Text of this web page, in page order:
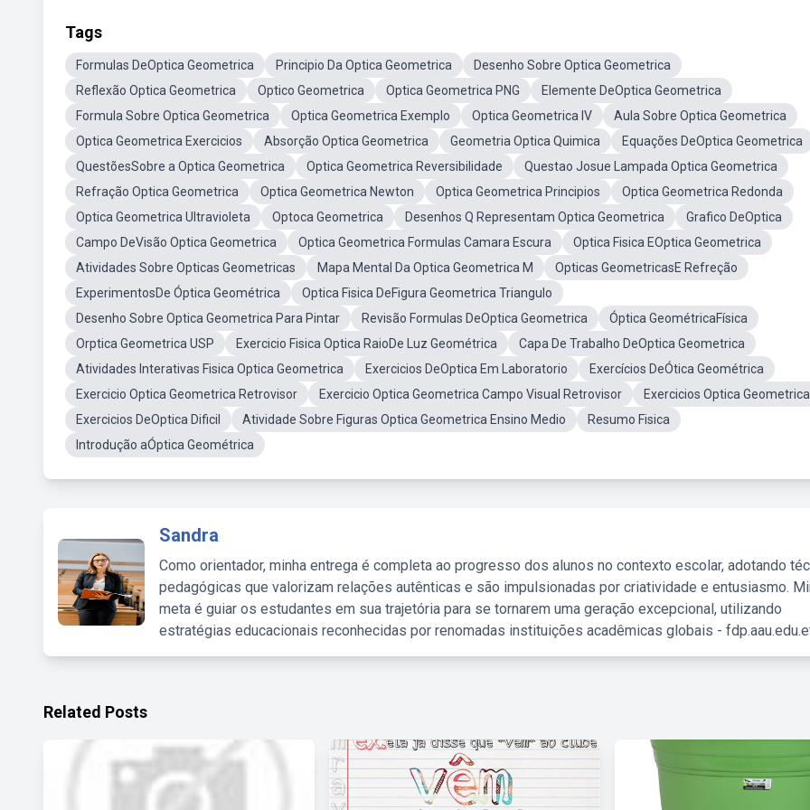
Tags
Formulas DeOptica Geometrica Principio Da Optica Geometrica
Desenho Sobre Optica Geometrica
Reflexão Optica Geometrica
Optico Geometrica Optica Geometrica PNG
Elemente DeOptica Geometrica
Formula Sobre Optica Geometrica
Optica Geometrica Exemplo Optica Geometrica IV
Aula Sobre Optica Geometrica
Optica Geometrica Exercicios
Absorção Optica Geometrica Geometria Optica Quimica
Equações DeOptica Geometrica
QuestõesSobre a Optica Geometrica
Optica Geometrica Reversibilidade
Questao Josue Lampada Optica Geometrica
Refração Optica Geometrica
Optica Geometrica Newton Optica Geometrica Principios
Optica Geometrica Redonda
Optica Geometrica Ultravioleta
Optoca Geometrica Desenhos Q Representam Optica Geometrica
Grafico DeOptica
Campo DeVisão Optica Geometrica
Optica Geometrica Formulas Camara Escura
Optica Fisica EOptica Geometrica
Atividades Sobre Opticas Geometricas
Mapa Mental Da Optica Geometrica M
Opticas GeometricasE Refreção
ExperimentosDe Óptica Geométrica
Optica Fisica DeFigura Geometrica Triangulo
Desenho Sobre Optica Geometrica Para Pintar
Revisão Formulas DeOptica Geometrica
Óptica GeométricaFísica
Orptica Geometrica USP
Exercicio Fisica Optica RaioDe Luz Geométrica
Capa De Trabalho DeOptica Geometrica
Atividades Interativas Fisica Optica Geometrica
Exercicios DeOptica Em Laboratorio
Exercícios DeÓtica Geométrica
Exercicio Optica Geometrica Retrovisor
Exercicio Optica Geometrica Campo Visual Retrovisor
Exercicios Optica
Exercicios DeOptica Dificil
Atividade Sobre Figuras Optica Geometrica Ensino Medio
Resumo Fisica
Introdução aÓptica Geométrica
Sandra
Como orientador, minha entrega é completa ao progresso dos alunos no contexto escolar, adotando
pedagógicas que valorizam relações autênticas e são impulsionadas por criatividade e entusiasmo.
meta é guiar os estudantes em sua trajetória para se tornarem uma geração excepcional, utilizando
estratégias educacionais reconhecidas por renomadas instituições acadêmicas globais -
Related Posts